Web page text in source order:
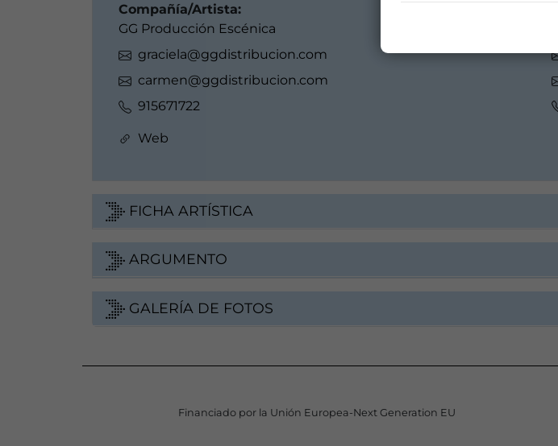
Compañía/Artista:
GG Producción Escénica
graciela@ggdistribucion.com
carmen@ggdistribucion.com
915671722
Web
FICHA ARTÍSTICA
ARGUMENTO
GALERÍA DE FOTOS
Financiado por la Unión Europea-Next Generation EU